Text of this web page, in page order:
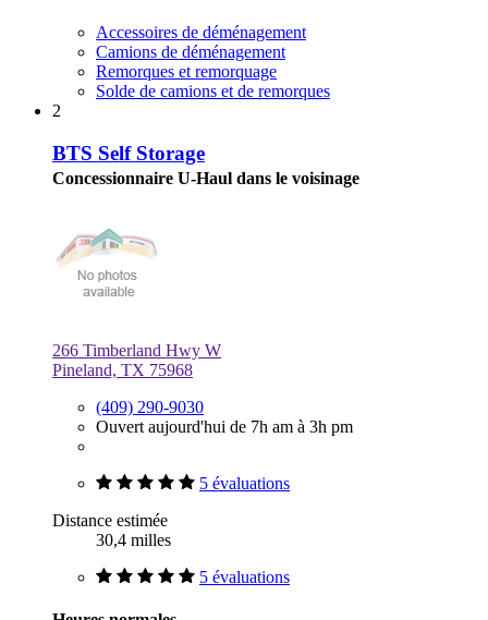
Accessoires de déménagement
Camions de déménagement
Remorques et remorquage
Solde de camions et de remorques
2
BTS Self Storage
Concessionnaire U-Haul dans le voisinage
266 Timberland Hwy W
Pineland, TX 75968
(409) 290-9030
Ouvert aujourd'hui de 7h am à 3h pm
5 évaluations
Distance estimée
30,4 milles
5 évaluations